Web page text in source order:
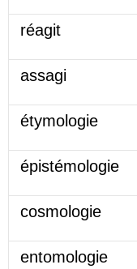
réagit
assagi
étymologie
épistémologie
cosmologie
entomologie